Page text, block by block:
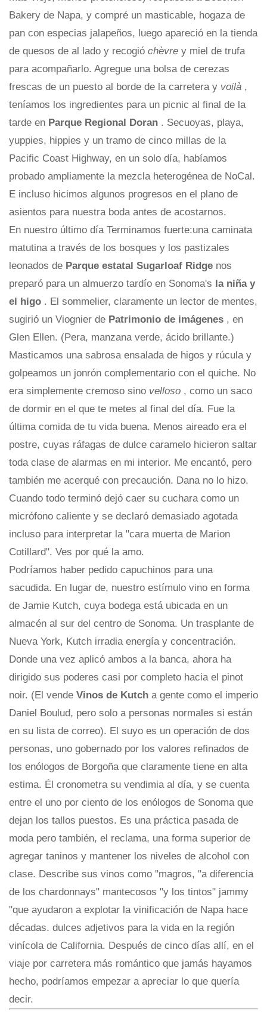
Bakery de Napa, y compré un masticable, hogaza de
pan con especias jalapeños, luego apareció en la tienda
de quesos de al lado y recogió chèvre y miel de trufa
para acompañarlo. Agregue una bolsa de cerezas
frescas de un puesto al borde de la carretera y voilà ,
teníamos los ingredientes para un picnic al final de la
tarde en Parque Regional Doran . Secuoyas, playa,
yuppies, hippies y un tramo de cinco millas de la
Pacific Coast Highway, en un solo día, habíamos
probado ampliamente la mezcla heterogénea de NoCal.
E incluso hicimos algunos progresos en el plano de
asientos para nuestra boda antes de acostarnos.
En nuestro último día Terminamos fuerte:una caminata
matutina a través de los bosques y los pastizales
leonados de Parque estatal Sugarloaf Ridge nos
preparó para un almuerzo tardío en Sonoma's la niña y
el higo . El sommelier, claramente un lector de mentes,
sugirió un Viognier de Patrimonio de imágenes , en
Glen Ellen. (Pera, manzana verde, ácido brillante.)
Masticamos una sabrosa ensalada de higos y rúcula y
golpeamos un jonrón complementario con el quiche. No
era simplemente cremoso sino velloso , como un saco
de dormir en el que te metes al final del día. Fue la
última comida de tu vida buena. Menos aireado era el
postre, cuyas ráfagas de dulce caramelo hicieron saltar
toda clase de alarmas en mi interior. Me encantó, pero
también me acerqué con precaución. Dana no lo hizo.
Cuando todo terminó dejó caer su cuchara como un
micrófono caliente y se declaró demasiado agotada
incluso para interpretar la "cara muerta de Marion
Cotillard". Ves por qué la amo.
Podríamos haber pedido capuchinos para una
sacudida. En lugar de, nuestro estímulo vino en forma
de Jamie Kutch, cuya bodega está ubicada en un
almacén al sur del centro de Sonoma. Un trasplante de
Nueva York, Kutch irradia energía y concentración.
Donde una vez aplicó ambos a la banca, ahora ha
dirigido sus poderes casi por completo hacia el pinot
noir. (El vende Vinos de Kutch a gente como el imperio
Daniel Boulud, pero solo a personas normales si están
en su lista de correo). El suyo es un operación de dos
personas, uno gobernado por los valores refinados de
los enólogos de Borgoña que claramente tiene en alta
estima. Él cronometra su vendimia al día, y se cuenta
entre el uno por ciento de los enólogos de Sonoma que
dejan los tallos puestos. Es una práctica pasada de
moda pero también, el reclama, una forma superior de
agregar taninos y mantener los niveles de alcohol con
clase. Describe sus vinos como "magros, "a diferencia
de los chardonnays" mantecosos "y los tintos" jammy
"que ayudaron a explotar la vinificación de Napa hace
décadas. dulces adjetivos para la vida en la región
vinícola de California. Después de cinco días allí, en el
viaje por carretera más romántico que jamás hayamos
hecho, podríamos empezar a apreciar lo que quería
decir.